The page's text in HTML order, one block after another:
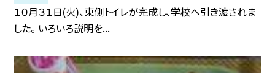
１０月３１日(火)、東側トイレが完成し、学校へ引き渡されま
した。 いろいろ説明を...